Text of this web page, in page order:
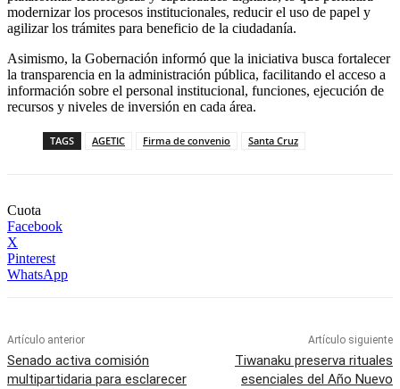
modernizar los procesos institucionales, reducir el uso de papel y
agilizar los trámites para beneficio de la ciudadanía.
Asimismo, la Gobernación informó que la iniciativa busca fortalecer
la transparencia en la administración pública, facilitando el acceso a
información sobre el personal institucional, funciones, ejecución de
recursos y niveles de inversión en cada área.
TAGS AGETIC Firma de convenio Santa Cruz
Cuota
Facebook
X
Pinterest
WhatsApp
Artículo anterior
Senado activa comisión
multipartidaria para esclarecer
Artículo siguiente
Tiwanaku preserva rituales
esenciales del Año Nuevo